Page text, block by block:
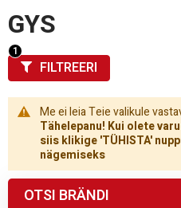
GYS
Me ei leia Teie valikule
Tähelepanu! Kui olete
siis klikige 'TÜHISTA'
nägemiseks
FILTREERI
OTSI BRÄNDI